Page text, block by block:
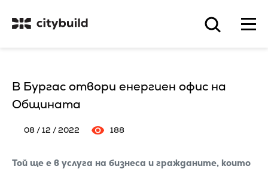
В Бургас отвори енергиен офис на
Общината
08 / 12 / 2022 188
Той ще е в услуга на бизнеса и гражданите, които